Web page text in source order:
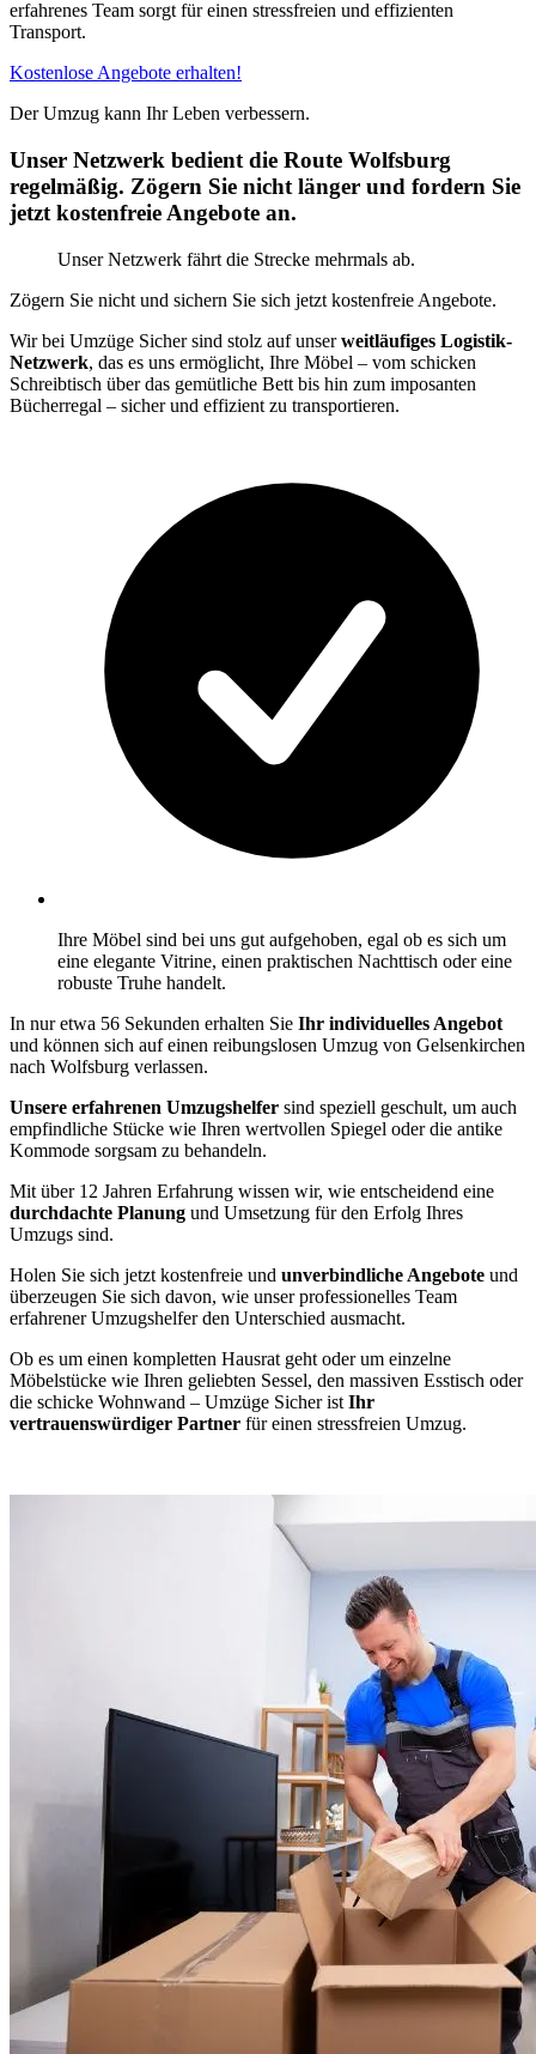
erfahrenes Team sorgt für einen stressfreien und effizienten
Transport.
Kostenlose Angebote erhalten!
Der Umzug kann Ihr Leben verbessern.
Unser Netzwerk bedient die Route Wolfsburg
regelmäßig. Zögern Sie nicht länger und fordern Sie
jetzt kostenfreie Angebote an.
Unser Netzwerk fährt die Strecke mehrmals ab.
Zögern Sie nicht und sichern Sie sich jetzt kostenfreie Angebote.
Wir bei Umzüge Sicher sind stolz auf unserweitläufiges Logistik-
Netzwerk, das es uns ermöglicht, Ihre Möbel – vom schicken
Schreibtisch über das gemütliche Bett bis hin zum imposanten
Bücherregal – sicher und effizient zu transportieren.
Ihre Möbel sind bei uns gut aufgehoben, egal ob es sich um
eine elegante Vitrine, einen praktischen Nachttisch oder eine
robuste Truhe handelt.
In nur etwa 56 Sekunden erhalten Sie Ihr individuelles Angebot
und können sich auf einen reibungslosen Umzug von Gelsenkirchen
nach Wolfsburg verlassen.
Unsere erfahrenen Umzugshelfer sind speziell geschult, um auch
empfindliche Stücke wie Ihren wertvollen Spiegel oder die antike
Kommode sorgsam zu behandeln.
Mit über 12 Jahren Erfahrung wissen wir, wie entscheidend eine
durchdachte Planung und Umsetzung für den Erfolg Ihres
Umzugs sind.
Holen Sie sich jetzt kostenfreie und unverbindliche Angebote und
überzeugen Sie sich davon, wie unser professionelles Team
erfahrener Umzugshelfer den Unterschied ausmacht.
Ob es um einen kompletten Hausrat geht oder um einzelne
Möbelstücke wie Ihren geliebten Sessel, den massiven Esstisch oder
die schicke Wohnwand – Umzüge Sicher ist Ihr
vertrauenswürdiger Partner für einen stressfreien Umzug.